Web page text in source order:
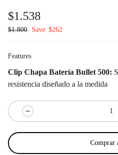
$1.538
$1.800 Save: $262
Features
Clip Chapa Batería Bullet 500:
resistencia diseñado a la medida
Comprar